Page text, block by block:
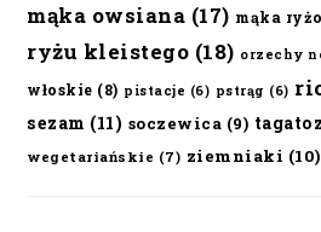
mąka owsiana (17) mąka
ryżu kleistego (18) orzechy
włoskie (8) pistacje (6) pstrąg (6)
sezam (11) soczewica (9)
wegetariańskie (7) ziemniaki (10)